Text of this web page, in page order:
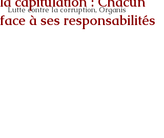
Lutte contre la corruption, Organis
face à ses responsabilités